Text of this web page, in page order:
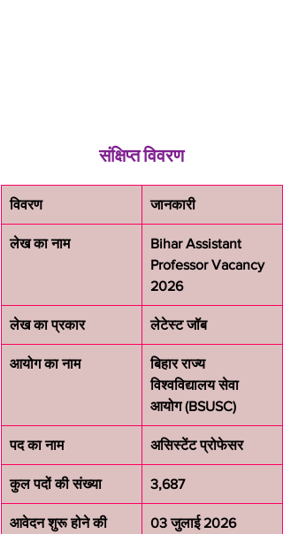
संक्षिप्त विवरण
विवरण जानकारी
लेख का नाम
Bihar Assistant
Professor Vacancy
2026
लेख का प्रकार लेटेस्ट जॉब
आयोग का नाम
बिहार राज्य
विश्वविद्यालय सेवा
आयोग (BSUSC)
पद का नाम असिस्टेंट प्रोफेसर
कुल पदों की संख्या 3,687
आवेदन शुरू होने की
03 जुलाई 2026